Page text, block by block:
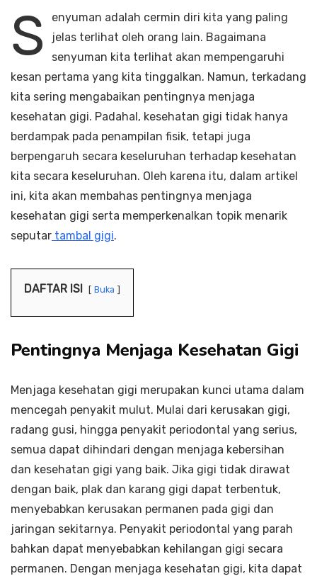
S
enyuman adalah cermin diri kita yang paling
jelas terlihat oleh orang lain. Bagaimana
senyuman kita terlihat akan mempengaruhi
kesan pertama yang kita tinggalkan. Namun, terkadang
kita sering mengabaikan pentingnya menjaga
kesehatan gigi. Padahal, kesehatan gigi tidak hanya
berdampak pada penampilan fisik, tetapi juga
berpengaruh secara keseluruhan terhadap kesehatan
kita secara keseluruhan. Oleh karena itu, dalam artikel
ini, kita akan membahas pentingnya menjaga
kesehatan gigi serta memperkenalkan topik menarik
seputar tambal gigi.
DAFTAR ISI Buka
Pentingnya Menjaga Kesehatan Gigi
Menjaga kesehatan gigi merupakan kunci utama dalam
mencegah penyakit mulut. Mulai dari kerusakan gigi,
radang gusi, hingga penyakit periodontal yang serius,
semua dapat dihindari dengan menjaga kebersihan
dan kesehatan gigi yang baik. Jika gigi tidak dirawat
dengan baik, plak dan karang gigi dapat terbentuk,
menyebabkan kerusakan permanen pada gigi dan
jaringan sekitarnya. Penyakit periodontal yang parah
bahkan dapat menyebabkan kehilangan gigi secara
permanen. Dengan menjaga kesehatan gigi, kita dapat